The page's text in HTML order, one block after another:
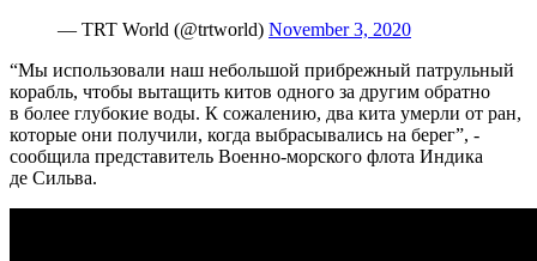
— TRT World (@trtworld) November 3, 2020
“Мы использовали наш небольшой прибрежный патрульный
корабль, чтобы вытащить китов одного за другим обратно
в более глубокие воды. К сожалению, два кита умерли от ран,
которые они получили, когда выбрасывались на берег”, -
сообщила представитель Военно-морского флота Индика
де Сильва.